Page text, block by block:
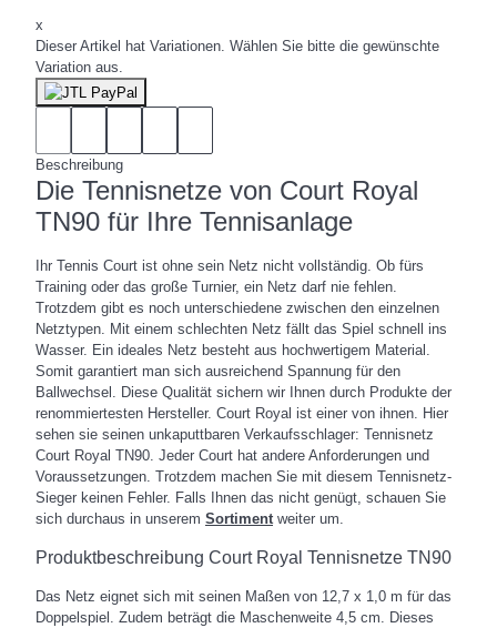
x
Dieser Artikel hat Variationen. Wählen Sie bitte die gewünschte
Variation aus.
Beschreibung
Die Tennisnetze von Court Royal
TN90 für Ihre Tennisanlage
Ihr Tennis Court ist ohne sein Netz nicht vollständig. Ob fürs
Training oder das große Turnier, ein Netz darf nie fehlen.
Trotzdem gibt es noch unterschiedene zwischen den einzelnen
Netztypen. Mit einem schlechten Netz fällt das Spiel schnell ins
Wasser. Ein ideales Netz besteht aus hochwertigem Material.
Somit garantiert man sich ausreichend Spannung für den
Ballwechsel. Diese Qualität sichern wir Ihnen durch Produkte der
renommiertesten Hersteller. Court Royal ist einer von ihnen. Hier
sehen sie seinen unkaputtbaren Verkaufsschlager: Tennisnetz
Court Royal TN90. Jeder Court hat andere Anforderungen und
Voraussetzungen. Trotzdem machen Sie mit diesem Tennisnetz-
Sieger keinen Fehler. Falls Ihnen das nicht genügt, schauen Sie
sich durchaus in unserem Sortiment weiter um.
Produktbeschreibung Court Royal Tennisnetze TN90
Das Netz eignet sich mit seinen Maßen von 12,7 x 1,0 m für das
Doppelspiel. Zudem beträgt die Maschenweite 4,5 cm. Dieses